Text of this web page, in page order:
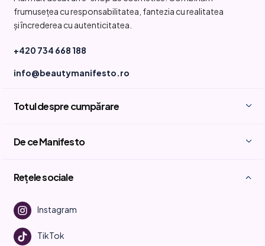
frumusețea cu responsabilitatea, fantezia cu realitatea
și încrederea cu autenticitatea.
+420 734 668 188
info@beautymanifesto.ro
Totul despre cumpărare
De ce Manifesto
Rețele sociale
Instagram
TikTok